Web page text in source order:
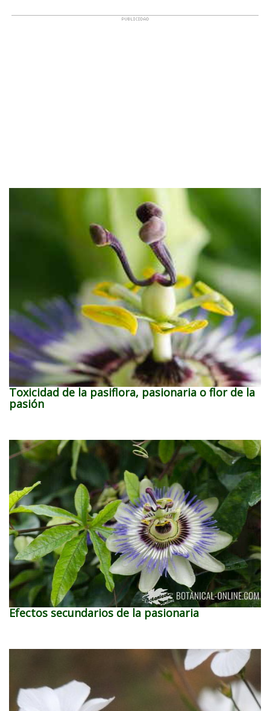
Toxicidad de la pasiflora, pasionaria o flor de la
pasión
Efectos secundarios de la pasionaria